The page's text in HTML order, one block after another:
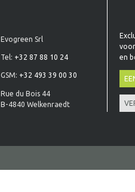
Evogreen Srl
Tel: +32 87 88 10 24
GSM: +32 493 39 00 30
Rue du Bois 44
B-4840 Welkenraedt
en